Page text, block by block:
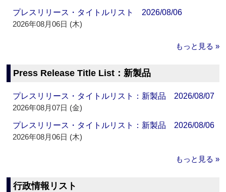
プレスリリース・タイトルリスト 2026/08/06
2026年08月06日 (木)
もっと見る »
Press Release Title List：新製品
プレスリリース・タイトルリスト：新製品 2026/08/07
2026年08月07日 (金)
プレスリリース・タイトルリスト：新製品 2026/08/06
2026年08月06日 (木)
もっと見る »
行政情報リスト